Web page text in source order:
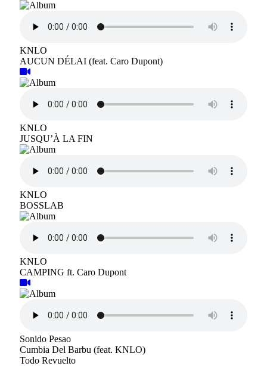
KNLO
AUCUN DÉLAI (feat. Caro Dupont)
KNLO
JUSQU’À LA FIN
KNLO
BOSSLAB
KNLO
CAMPING ft. Caro Dupont
Sonido Pesao
Cumbia Del Barbu (feat. KNLO)
Todo Revuelto